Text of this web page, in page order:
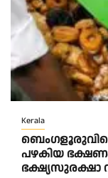
Kerala
പഴകിയ
ഭക്ഷ്യസുരക്ഷാ